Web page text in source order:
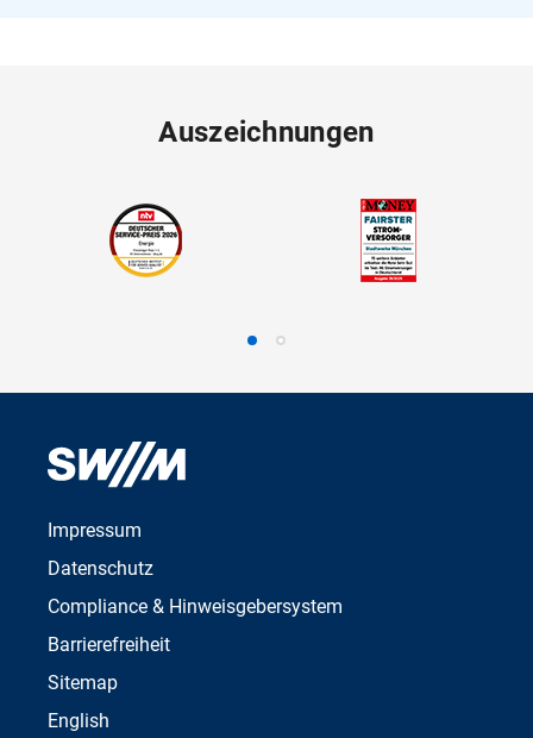
Auszeichnungen
Impressum
Datenschutz
Compliance & Hinweisgebersystem
Barrierefreiheit
Sitemap
English